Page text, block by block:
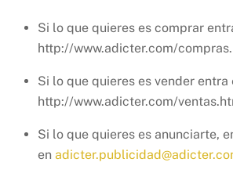
Si lo que quieres es comprar
http://www.adicter.com/
Si lo que quieres es vender entra
http://www.adicter.com/
Si lo que quieres es anunciarte,
en